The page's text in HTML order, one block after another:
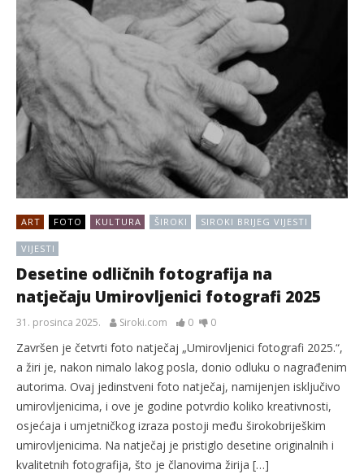
ART FOTO KULTURA ŠIROKI SIROKI BRIJEG VIJESTI
VIJESTI
Desetine odličnih fotografija na
natječaju Umirovljenici fotografi 2025
31. prosinca 2025. Siroki.com 0 0
Završen je četvrti foto natječaj „Umirovljenici fotografi 2025.“,
a žiri je, nakon nimalo lakog posla, donio odluku o nagrađenim
autorima. Ovaj jedinstveni foto natječaj, namijenjen isključivo
umirovljenicima, i ove je godine potvrdio koliko kreativnosti,
osjećaja i umjetničkog izraza postoji među širokobriješkim
umirovljenicima. Na natječaj je pristiglo desetine originalnih i
kvalitetnih fotografija, što je članovima žirija […]